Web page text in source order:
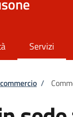
Servizi
/